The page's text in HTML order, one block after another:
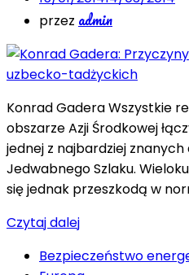
przez admin
Konrad Gadera Wszystkie
obszarze Azji Środkowej
jednej z najbardziej
Jedwabnego Szlaku.
się jednak przeszkodą w
Czytaj dalej
Bezpieczeństwo